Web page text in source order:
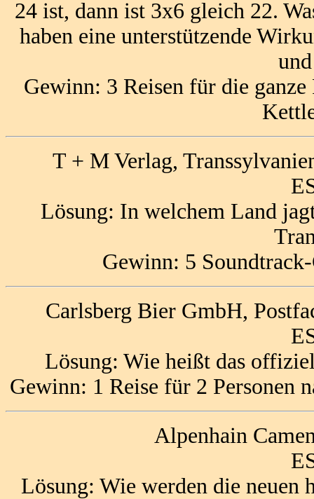
24 ist, dann ist 3x6 gleich 22.
haben eine unterstützende
Gewinn: 3 Reisen für die
T + M Verlag,
Lösung: In welchem Land
Gewinn: 5
Carlsberg Bier GmbH,
Lösung: Wie heißt das
Gewinn: 1 Reise für 2 Personen
Alpenhain
Lösung: Wie werden die neuen